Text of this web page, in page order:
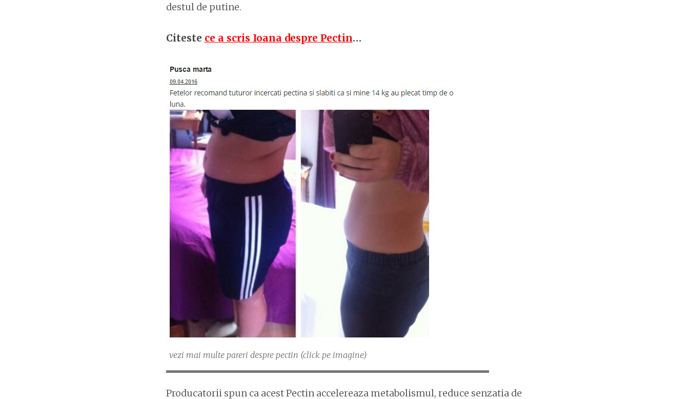
destul de putine.
Citeste ce a scris Ioana despre Pectin…
vezi mai multe pareri despre pectin (click pe imagine)
Producatorii spun ca acest Pectin accelereaza metabolismul, reduce senzatia de